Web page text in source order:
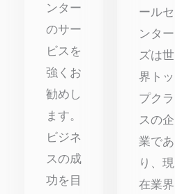
ンター
のサー
ビスを
強くお
勧めし
ます。
ビジネ
スの成
功を目
ールセ
ンター
ズは世
界トッ
プクラ
スの企
業であ
り、現
在業界